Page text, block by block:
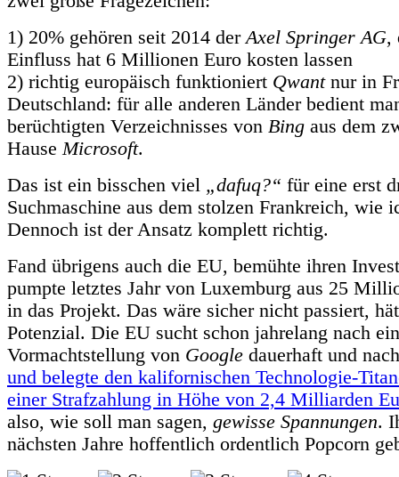
1) 20% gehören seit 2014 derAxel Springer AG,
Einfluss hat 6 Millionen Euro kosten lassen
2) richtig europäisch funktioniert Qwantnur in
Deutschland: für alle anderen Länder bedient
berüchtigten Verzeichnisses von Bing aus dem
HauseMicrosoft.
Das ist ein bisschen viel „dafuq?“ für eine erst
Suchmaschine aus dem stolzen Frankreich, wie
Dennoch ist der Ansatz komplett richtig.
Fand übrigens auch die EU, bemühte ihren
pumpte letztes Jahr von Luxemburg aus 25
in das Projekt. Das wäre sicher nicht passiert,
Potenzial. Die EU sucht schon jahrelang nach
Vormachtstellung von Google dauerhaft und
und belegte den kalifornischen Technologie-
einer Strafzahlung in Höhe von 2,4 Milliarden
also, wie soll man sagen, gewisse Spannungen.
nächsten Jahre hoffentlich ordentlich Popcorn